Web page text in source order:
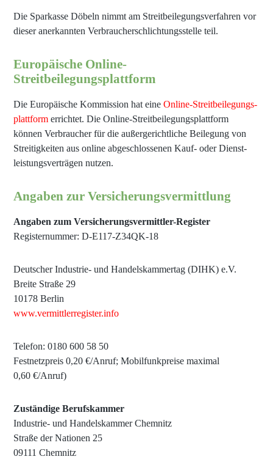
Die Sparkasse Döbeln nimmt am Streit­beilegungs­verfahren vor
dieser anerkannten Verbraucher­schlichtungs­stelle teil.
Europäische Online-
Streitbeilegungsplattform
Die Europäische Kommission hat eineOnline-Streitbeilegungs­
plattform errichtet. Die Online-Streit­beilegungs­plattform
können Verbraucher für die außer­gerichtliche Beilegung von
Streitig­keiten aus online abgeschlossenen Kauf- oder Dienst­
leistungs­verträgen nutzen.
Angaben zur Versicherungsvermittlung
Angaben zum Versicherungsvermittler-Register
Registernummer: D-E117-Z34QK-18
Deutscher Industrie- und Handelskammertag (DIHK) e.V.
Breite Straße 29
10178 Berlin
www.vermittlerregister.info
Telefon: 0180 600 58 50
Festnetzpreis 0,20 €/Anruf; Mobilfunkpreise maximal
0,60 €/Anruf)
Zuständige Berufskammer
Industrie- und Handelskammer Chemnitz
Straße der Nationen 25
09111 Chemnitz